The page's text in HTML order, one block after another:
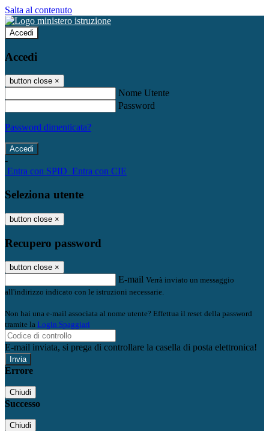
Salta al contenuto
Accedi
Accedi
button close ×
Nome Utente
Password
Password dimenticata?
-
Entra con SPID Entra con CIE
Seleziona utente
button close ×
Recupero password
button close ×
E-mail Verrà inviato un messaggio
all'indirizzo indicato con le istruzioni necessarie.
Non hai una e-mail associata al nome utente? Effettua il reset della password
tramite la Login Spaggiari
E-mail inviata, si prega di controllare la casella di posta elettronica!
Errore
Chiudi
Successo
Chiudi